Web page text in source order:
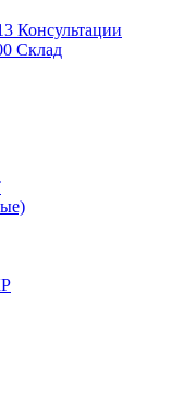
Консультации
Склад